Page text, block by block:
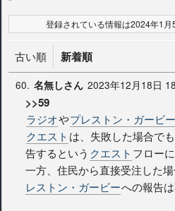
登録されている情報は2024年1月
古い順 新着順
60. 名無しさん 2023年12月18日
>>59
ラジオやプレストン・ガービー
クエスト は、失敗した場合でも
告するという クエスト フロー
一方、住民から直接受注した
レストン・ガービーへの報告は